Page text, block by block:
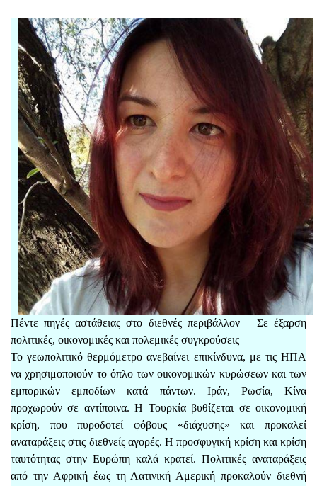
Πέντε πηγές αστάθειας στο διεθνές περιβάλλον – Σε έξαρση
πολιτικές, οικονομικές και πολεμικές συγκρούσεις
Το γεωπολιτικό θερμόμετρο ανεβαίνει επικίνδυνα, με τις ΗΠΑ
να χρησιμοποιούν το όπλο των οικονομικών κυρώσεων και των
εμπορικών εμποδίων κατά πάντων. Ιράν, Ρωσία, Κίνα
προχωρούν σε αντίποινα. Η Τουρκία βυθίζεται σε οικονομική
κρίση, που πυροδοτεί φόβους «διάχυσης» και προκαλεί
αναταράξεις στις διεθνείς αγορές. Η προσφυγική κρίση και κρίση
ταυτότητας στην Ευρώπη καλά κρατεί. Πολιτικές αναταράξεις
από την Αφρική έως τη Λατινική Αμερική προκαλούν διεθνή